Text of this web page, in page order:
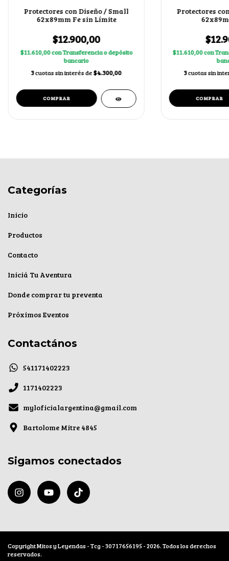
Protectores con Diseño / Small
62x89mm Fe sin Límite
$12.900,00
$11.610,00conTransferencia o depósito
bancario
3cuotas sin interés de$4.300,00
Protectores
$11.610,00con
3cuotas sin
Categorías
Inicio
Productos
Contacto
Iniciá Tu Aventura
Donde comprar tu preventa
Próximos Eventos
Contactános
541171402223
1171402223
myloficialargentina@gmail.com
Bartolome Mitre 4845
Sigamos conectados
Copyright Mitos y Leyendas - Tcg - 30717656195 - 2026. Todos los derechos
reservados.